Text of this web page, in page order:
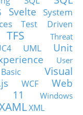
Svelte
System
Test Driven
TFS
Threat
UML
Unit
User
Visual
WCF
Web
11
Windows
XML